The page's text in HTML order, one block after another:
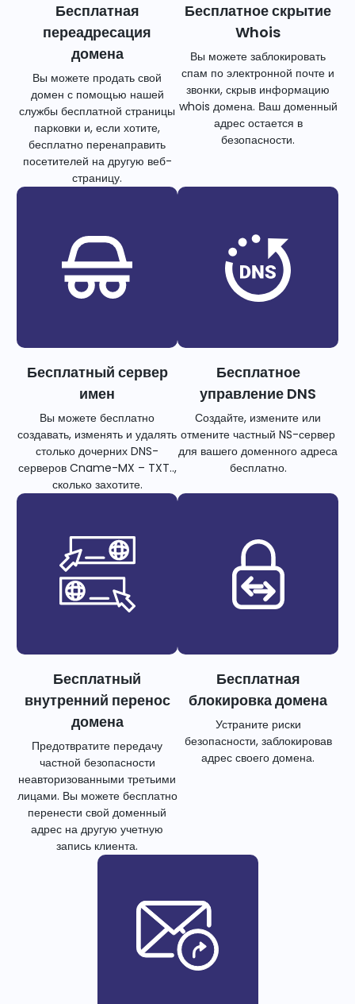
Бесплатная
переадресация
домена
Вы можете продать свой
домен с помощью нашей
службы бесплатной страницы
парковки и, если хотите,
бесплатно перенаправить
посетителей на другую веб-
страницу.
Бесплатное скрытие
Whois
Вы можете заблокировать
спам по электронной почте и
звонки, скрыв информацию
whois домена. Ваш доменный
адрес остается в
безопасности.
Бесплатный сервер
имен
Вы можете бесплатно
создавать, изменять и удалять
столько дочерних DNS-
серверов Cname-MX – TXT..,
сколько захотите.
Бесплатное
управление DNS
Создайте, измените или
отмените частный NS-сервер
для вашего доменного адреса
бесплатно.
Бесплатный
внутренний перенос
домена
Предотвратите передачу
частной безопасности
неавторизованными третьими
лицами. Вы можете бесплатно
перенести свой доменный
адрес на другую учетную
запись клиента.
Бесплатная
блокировка домена
Устраните риски
безопасности, заблокировав
адрес своего домена.